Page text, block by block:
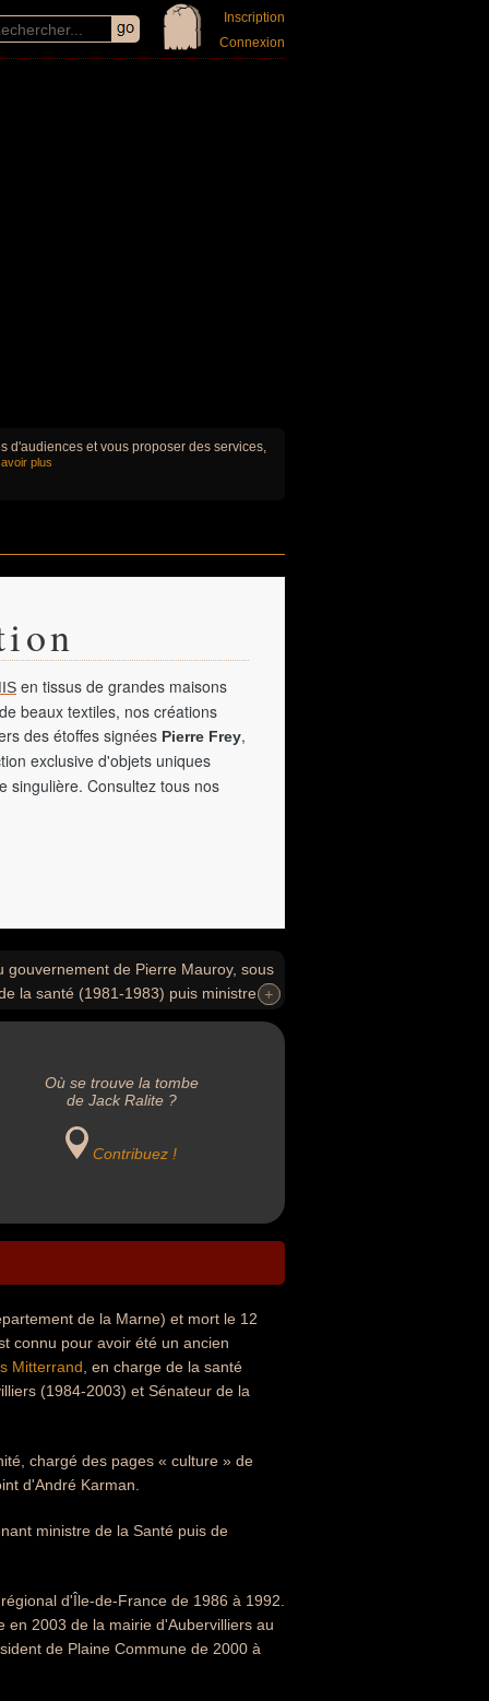
Inscription
Connexion
d'audiences et vous proposer des services,
plus
en tissus de grandes maisons
beaux textiles, nos créations
des étoffes signées Pierre Frey,
exclusive d'objets uniques
singulière. Consultez tous nos
gouvernement de Pierre Mauroy, sous
la santé (1981-1983) puis ministre +
+
Où se trouve la tombe
de Jack Ralite ?
Contribuez !
de la Marne) et mort le 12
connu pour avoir été un ancien
Mitterrand , en charge de la santé
(1984-2003) et Sénateur de la
chargé des pages « culture » de
d'André Karman.
ministre de la Santé puis de
d'Île-de-France de 1986 à 1992.
2003 de la mairie d'Aubervilliers au
de Plaine Commune de 2000 à